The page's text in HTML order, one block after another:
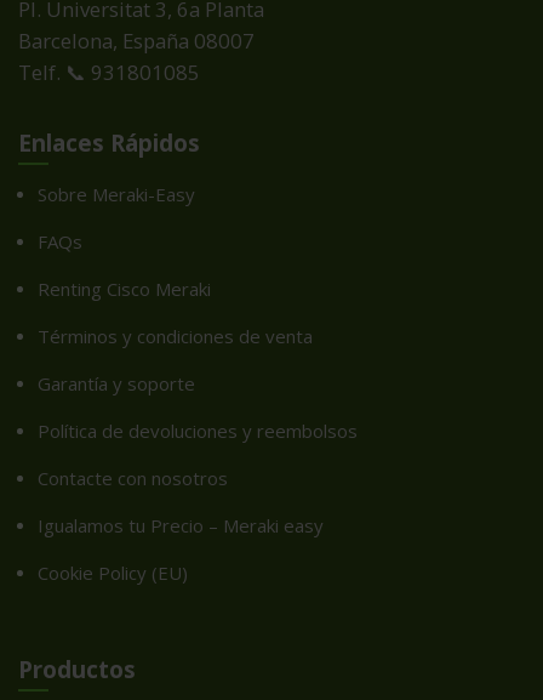
Pl. Universitat 3, 6a Planta
Barcelona, España 08007
Telf. 📞 931801085
Enlaces Rápidos
Sobre Meraki-Easy
FAQs
Renting Cisco Meraki
Términos y condiciones de venta
Garantía y soporte
Política de devoluciones y reembolsos
Contacte con nosotros
Igualamos tu Precio – Meraki easy
Cookie Policy (EU)
Productos